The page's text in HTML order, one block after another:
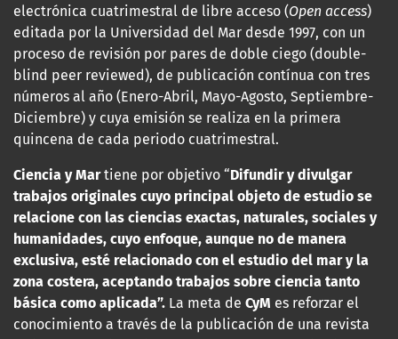
electrónica cuatrimestral de libre acceso (Open access)
editada por la Universidad del Mar desde 1997, con un
proceso de revisión por pares de doble ciego (double-
blind peer reviewed), de publicación contínua con tres
números al año (Enero-Abril, Mayo-Agosto, Septiembre-
Diciembre) y cuya emisión se realiza en la primera
quincena de cada periodo cuatrimestral.
Ciencia y Martiene por objetivo “Difundir y divulgar
trabajos originales cuyo principal objeto de estudio se
relacione con las ciencias exactas, naturales, sociales y
humanidades, cuyo enfoque, aunque no de manera
exclusiva, esté relacionado con el estudio del mar y la
zona costera, aceptando trabajos sobre ciencia tanto
básica como aplicada”. La meta de CyM es reforzar el
conocimiento a través de la publicación de una revista